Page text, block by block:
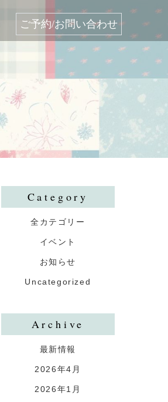
ご予約/お問い合わせ
Category
全カテゴリー
イベント
お知らせ
Uncategorized
Archive
最新情報
2026年4月
2026年1月